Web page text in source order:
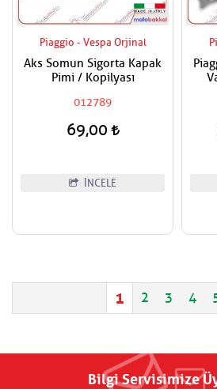
Piaggio - Vespa Orjinal
Aks Somun Sigorta Kapak
Pimi / Kopilyası
012789
69,00
İNCELE
1 2 3 4
Bilgi Servisimize